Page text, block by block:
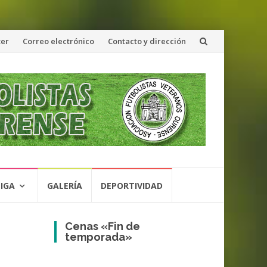
Correo electrónico Contacto y dirección
GALERÍA DEPORTIVIDAD
Cenas «Fin de
temporada»